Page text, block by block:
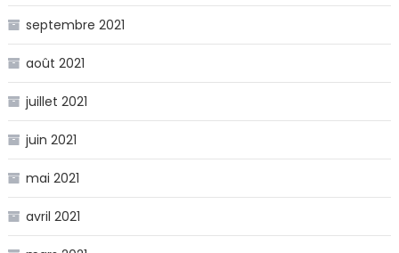
septembre 2021
août 2021
juillet 2021
juin 2021
mai 2021
avril 2021